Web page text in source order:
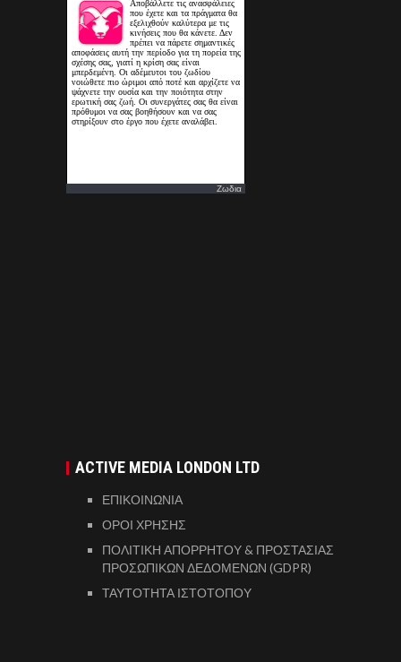
Ζωδια
ACTIVE MEDIA LONDON LTD
ΕΠΙΚΟΙΝΩΝΙΑ
ΟΡΟΙ ΧΡΗΣΗΣ
ΠΟΛΙΤΙΚΗ ΑΠΟΡΡΗΤΟΥ & ΠΡΟΣΤΑΣΙΑΣ
ΠΡΟΣΩΠΙΚΩΝ ΔΕΔΟΜΕΝΩΝ (GDPR)
ΤΑΥΤΟΤΗΤΑ ΙΣΤΟΤΟΠΟΥ